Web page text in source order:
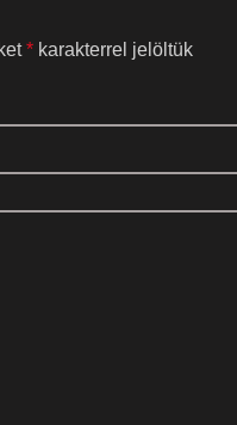
* karakterrel jelöltük